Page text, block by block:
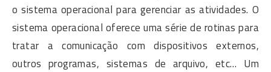
o sistema operacional para gerenciar as atividades. O
sistema operacional oferece uma série de rotinas para
tratar a comunicação com dispositivos externos,
outros programas, sistemas de arquivo, etc… Um